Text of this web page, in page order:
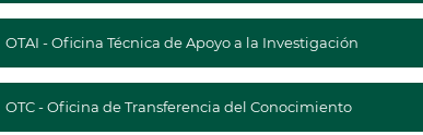
OTAI - Oficina Técnica de Apoyo a la Investigación
OTC - Oficina de Transferencia del Conocimiento